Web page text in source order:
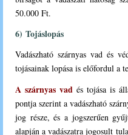
50.000 Ft.
6) Tojáslopás
Vadászható szárnyas vad és
tojásainak lopása is előfordul a
A szárnyas vad és tojása is
pontja szerint a vadászható
jog része, és a jogszerűen
alapján a vadászatra jogosult